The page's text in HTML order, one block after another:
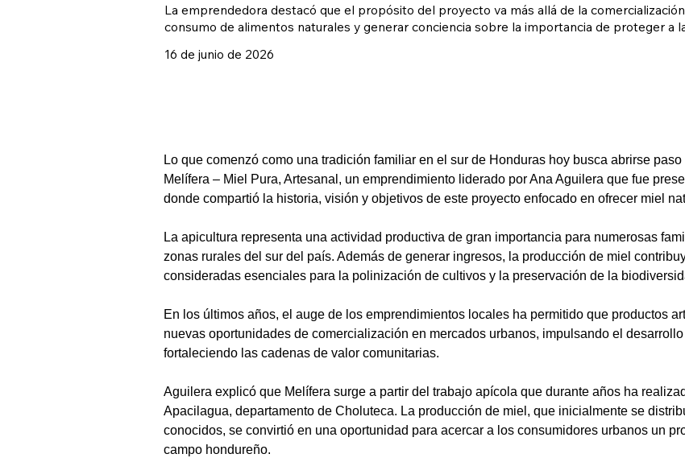
La emprendedora destacó que el propósito del proyecto va más allá de la
consumo de alimentos naturales y generar conciencia sobre la importancia de proteger a
16 de junio de 2026
Lo que comenzó como una tradición familiar en el sur de Honduras hoy busca abrirse
Melífera – Miel Pura, Artesanal, un emprendimiento liderado por Ana Aguilera que fue
donde compartió la historia, visión y objetivos de este proyecto enfocado en ofrecer miel
La apicultura representa una actividad productiva de gran importancia para numerosas
zonas rurales del sur del país. Además de generar ingresos, la producción de miel
consideradas esenciales para la polinización de cultivos y la preservación de la
En los últimos años, el auge de los emprendimientos locales ha permitido que productos
nuevas oportunidades de comercialización en mercados urbanos, impulsando el
fortaleciendo las cadenas de valor comunitarias.
Aguilera explicó que Melífera surge a partir del trabajo apícola que durante años ha
Apacilagua, departamento de Choluteca. La producción de miel, que inicialmente se
conocidos, se convirtió en una oportunidad para acercar a los consumidores urbanos un
campo hondureño.